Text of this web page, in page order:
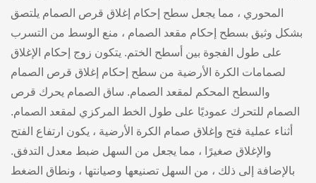
المحوري ، مما يجعل سطح إحكام إغلاق قرص الصمام يلتصق
بشكل وثيق بسطح إحكام مقعد الصمام ، منع الوسط من التسرب
على طول الفجوة بين أسطح الختم. يتكون زوج إحكام الإغلاق
لصمامات الكرة الأرضية من سطح إحكام إغلاق قرص الصمام
والسطح المحكم لمقعد الصمام. ساق الصمام يحرك قرص
الصمام للتحرك عموديًا على طول الخط المركزي لمقعد الصمام.
أثناء عملية فتح وإغلاق صمام الكرة الأرضية ، يكون ارتفاع الفتح
والإغلاق صغيرًا ، مما يجعل من السهل ضبط معدل التدفق.
بالإضافة إلى ذلك ، من السهل تصنيعها وصيانتها ، ونطاق الضغط